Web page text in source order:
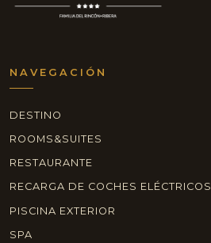
NAVEGACIÓN
DESTINO
ROOMS&SUITES
RESTAURANTE
RECARGA DE COCHES ELÉCTRICOS
PISCINA EXTERIOR
SPA